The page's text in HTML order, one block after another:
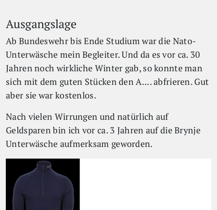
Ausgangslage
Ab Bundeswehr bis Ende Studium war die Nato-
Unterwäsche mein Begleiter. Und da es vor ca. 30
Jahren noch wirkliche Winter gab, so konnte man
sich mit dem guten Stücken den A.... abfrieren. Gut
aber sie war kostenlos.
Nach vielen Wirrungen und natürlich auf
Geldsparen bin ich vor ca. 3 Jahren auf die Brynje
Unterwäsche aufmerksam geworden.